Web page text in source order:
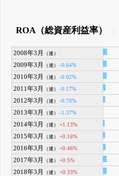
ROA（総資産利益率）
2008年3月 （連）
2009年3月
（連） -0.64%
2010年3月
（連） -0.02%
2011年3月
（連） -0.17%
2012年3月
（連） -0.76%
2013年3月
（連） -1.37%
2014年3月
（連） +1.13%
2015年3月
（連） +0.16%
2016年3月
（連） +0.46%
2017年3月
（連） +0.5%
2018年3月
（連） +0.33%